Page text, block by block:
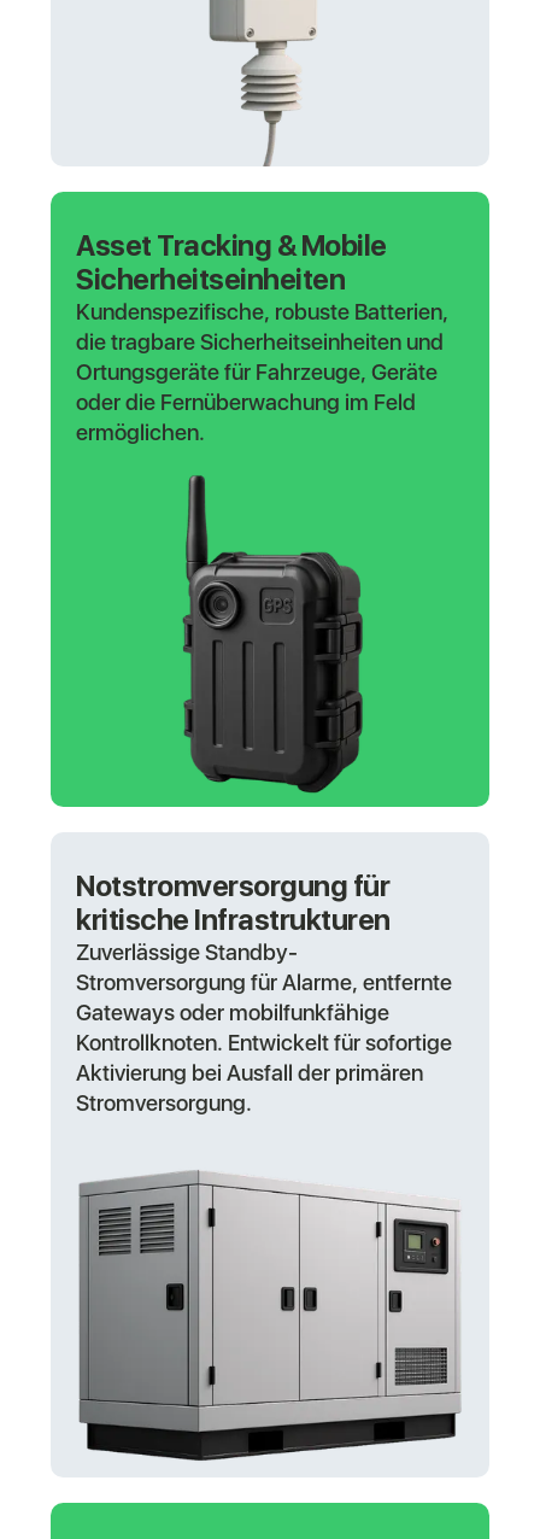
Asset Tracking & Mobile
Sicherheitseinheiten
Kundenspezifische, robuste Batterien,
die tragbare Sicherheitseinheiten und
Ortungsgeräte für Fahrzeuge, Geräte
oder die Fernüberwachung im Feld
ermöglichen.
Notstromversorgung für
kritische Infrastrukturen
Zuverlässige Standby-
Stromversorgung für Alarme, entfernte
Gateways oder mobilfunkfähige
Kontrollknoten. Entwickelt für sofortige
Aktivierung bei Ausfall der primären
Stromversorgung.